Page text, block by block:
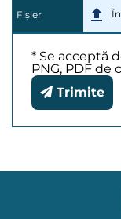
Fișier
* Se acceptă
PNG, PDF de
Trimite